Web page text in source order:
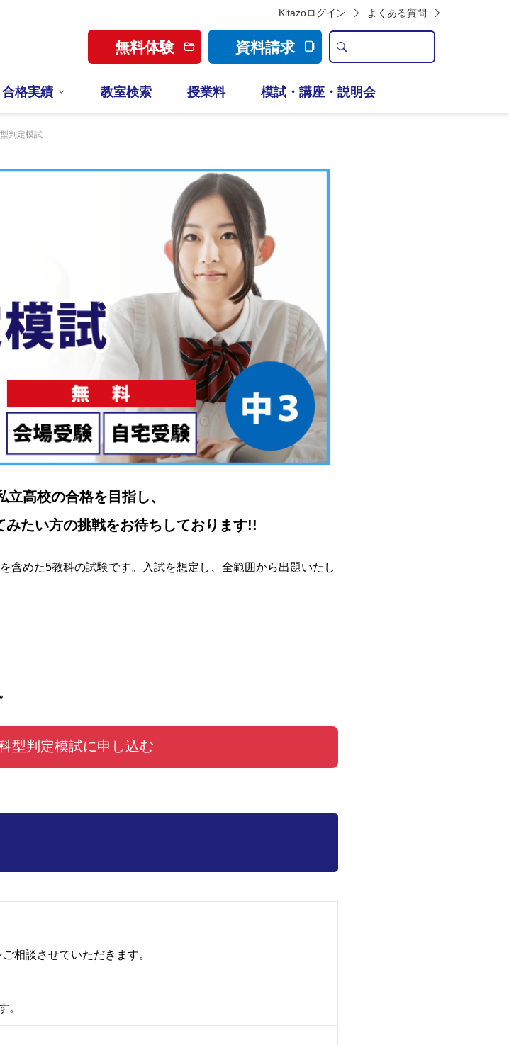
Kitazoログイン よくある質問
無料体験 資料請求
合格実績 教室検索 授業料 模試・講座・説明会
判定模試
立高校の合格を目指し、
たい方の挑戦をお待ちしております!!
含めた5教科の試験です。入試を想定し、全範囲から出題いたし
型判定模試に申し込む
相談させていただきます。
。